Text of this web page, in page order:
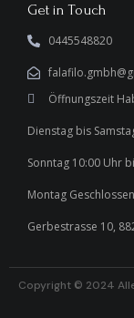
Get in Touch
0445548820
Öffnungszeit
Dienstag bis
Sonntag 10:00 Uhr
Montag Geschlossen
Gerbestrasse 10,
Copyright © 2024